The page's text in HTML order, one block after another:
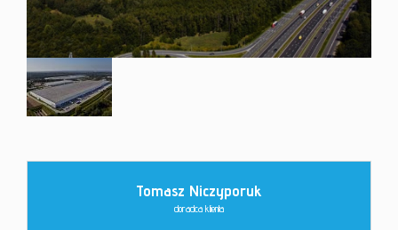
Kontakt
Tomasz Niczyporuk
doradca klienta